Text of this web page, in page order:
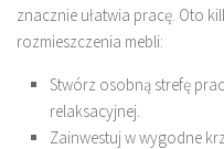
znacznie ułatwia pracę. Oto
rozmieszczenia mebli:
Stwórz osobną strefę
relaksacyjnej.
Zainwestuj w wygodne